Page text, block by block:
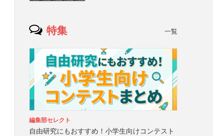
特集 一覧
編集部セレクト
自由研究にもおすすめ！小学生向けコンテスト